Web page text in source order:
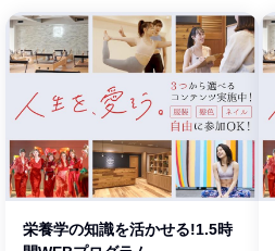
栄養学の知識を活かせる!1.5時